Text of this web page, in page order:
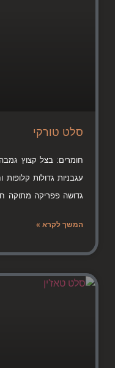
סלט טורקי
עגבניות גדולות
גדושה פפריקה מתוקה
המשך לקרא »